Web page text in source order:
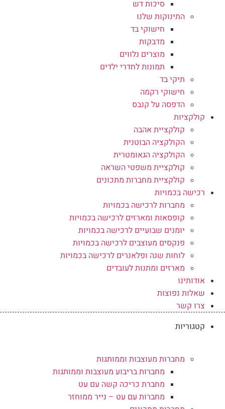
סיכות דש
התינוקות שלנו
חישוקי בד
מדבקות
מוצרים נלווים
תמונות לחדרי ילדים
תיקי בד
חישוקי רקמה
הדפסה על קנבס
קולקציות
קולקציית אהבה
הקולקציה הבוטנית
הקולקציה הגאומטרית
קולקציית משפטי השראה
קולקציית מחברות מתכונים
רכישה בכמויות
מחברות לרכישה בכמויות
קופסאות ומארזים לרכישה בכמויות
יומנים שבועיים לרכישה בכמויות
פנקסים מעוצבים לרכישה בכמויות
לוחות שנה ופלאנרים לרכישה בכמויות
מארזים ומתנות לעובדים
אודותינו
שאלות נפוצות
צרו קשר
קטגוריות
מחברות מעוצבות וממותגות
מחברות בריבוע מעוצבות וממותגות
מחברת כריכה קשה עם עט
מחברות עם עט – נייר ממוחזר